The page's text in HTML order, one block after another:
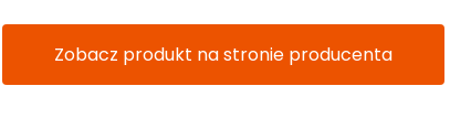
Zobacz produkt na stronie producenta